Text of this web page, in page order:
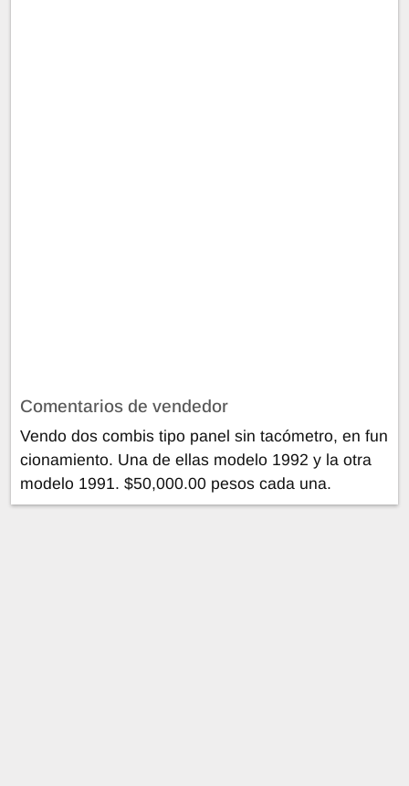
Comentarios de vendedor
Vendo dos combis tipo panel sin tacómetro, en fun
cionamiento. Una de ellas modelo 1992 y la otra
modelo 1991. $50,000.00 pesos cada una.